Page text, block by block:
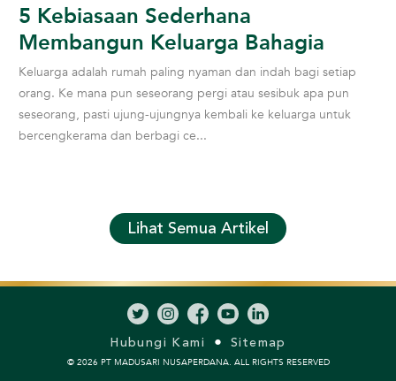
5 Kebiasaan Sederhana
Membangun Keluarga Bahagia
Keluarga adalah rumah paling nyaman dan indah bagi setiap
orang. Ke mana pun seseorang pergi atau sesibuk apa pun
seseorang, pasti ujung-ujungnya kembali ke keluarga untuk
bercengkerama dan berbagi ce...
Lihat Semua Artikel
Hubungi Kami Sitemap
© 2026 PT MADUSARI NUSAPERDANA. ALL RIGHTS RESERVED